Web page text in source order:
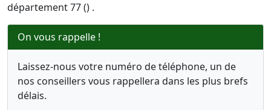
département 77 () .
On vous rappelle !
Laissez-nous votre numéro de téléphone, un de
nos conseillers vous rappellera dans les plus brefs
délais.